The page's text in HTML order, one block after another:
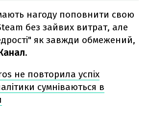
нагоду поповнити свою
без зайвих витрат, але
як завжди обмежений,
не повторила успіх
сумніваються в